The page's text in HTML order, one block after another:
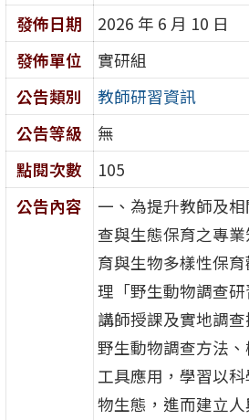
發佈日期
2026 年 6 月 10 日
發佈單位
實研組
公告類別
教師研習資訊
公告等級
無
點閱次數
105
公告內容
一、為提升教師及
查與生態保育之專
育與生物多樣性保
理「野生動物調查
講師授課及實地調
野生動物調查方法
工具應用，學習以
物生態，進而建立